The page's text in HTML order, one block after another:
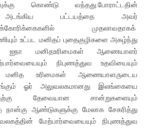
கொண்டு வந்தது.போராட்டதின்
அடங்கிய பட்டயத்தை அவர்
முதலாவதாகக்
உட்பட மனிதப் புதைகுழிகளை அகழ்ந்து
ஐநா மனிதஉரிமைகள் ஆணையாளர்
நிபுணத்துவ உதவியையும்
மனித உரிமைகள் ஆணையாளருடைய
ஓர் அலுவலகமானது இலங்கையை
தேவையான சான்றுகளையும்
நான்கு ஆண்டுகளுக்கு மேலாக சேகரித்து
மேற்பார்வையையும் நிபுணத்துவ